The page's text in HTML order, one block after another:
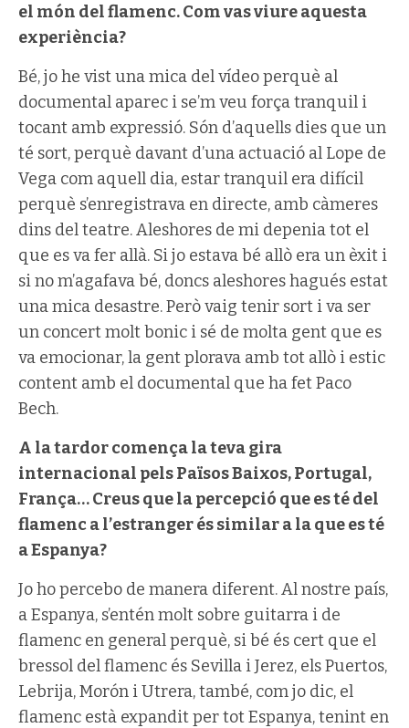
el món del flamenc. Com vas viure aquesta
experiència?
Bé, jo he vist una mica del vídeo perquè al
documental aparec i se’m veu força tranquil i
tocant amb expressió. Són d’aquells dies que un
té sort, perquè davant d’una actuació al Lope de
Vega com aquell dia, estar tranquil era difícil
perquè s’enregistrava en directe, amb càmeres
dins del teatre. Aleshores de mi depenia tot el
que es va fer allà. Si jo estava bé allò era un èxit i
si no m’agafava bé, doncs aleshores hagués estat
una mica desastre. Però vaig tenir sort i va ser
un concert molt bonic i sé de molta gent que es
va emocionar, la gent plorava amb tot allò i estic
content amb el documental que ha fet Paco
Bech.
A la tardor comença la teva gira
internacional pels Països Baixos, Portugal,
França… Creus que la percepció que es té del
flamenc a l’estranger és similar a la que es té
a Espanya?
Jo ho percebo de manera diferent. Al nostre país,
a Espanya, s’entén molt sobre guitarra i de
flamenc en general perquè, si bé és cert que el
bressol del flamenc és Sevilla i Jerez, els Puertos,
Lebrija, Morón i Utrera, també, com jo dic, el
flamenc està expandit per tot Espanya, tenint en